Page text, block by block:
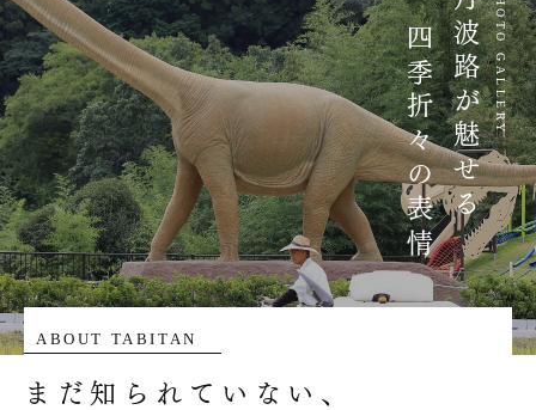
PHOTO GALLERY
丹波路が魅せる
四季折々の表情
ABOUT TABITAN
まだ知られていない、